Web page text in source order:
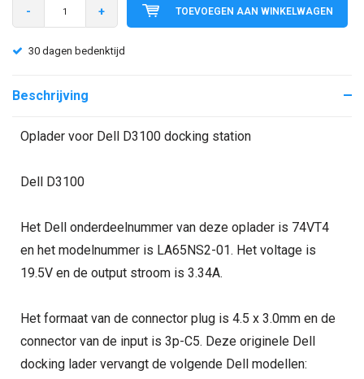
- + TOEVOEGEN AAN WINKELWAGEN
30 dagen bedenktijd
Beschrijving
Oplader voor Dell D3100 docking station
Dell D3100
Het Dell onderdeelnummer van deze oplader is 74VT4
en het modelnummer is LA65NS2-01. Het voltage is
19.5V en de output stroom is 3.34A.
Het formaat van de connector plug is 4.5 x 3.0mm en de
connector van de input is 3p-C5. Deze originele Dell
docking lader vervangt de volgende Dell modellen: